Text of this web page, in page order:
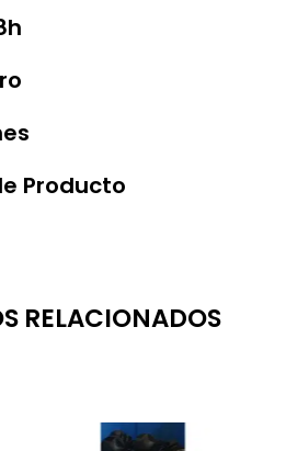
Producto
RELACIONADOS